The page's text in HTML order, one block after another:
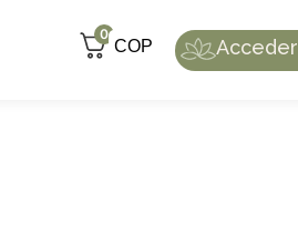
0
COP Acceder